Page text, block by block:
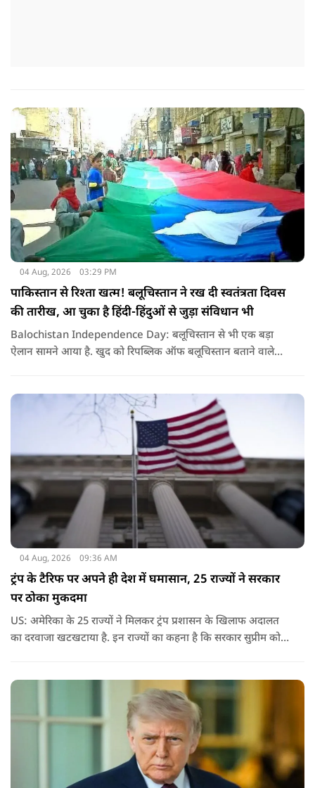
04 Aug, 2026 03:29 PM
पाकिस्तान से रिश्ता खत्म! बलूचिस्तान ने रख दी स्वतंत्रता दिवस
की तारीख, आ चुका है हिंदी-हिंदुओं से जुड़ा संविधान भी
Balochistan Independence Day: बलूचिस्तान से भी एक बड़ा
ऐलान सामने आया है. खुद को रिपब्लिक ऑफ बलूचिस्तान बताने वाले
04 Aug, 2026 09:36 AM
ट्रंप के टैरिफ पर अपने ही देश में घमासान, 25 राज्यों ने सरकार
पर ठोका मुकदमा
US: अमेरिका के 25 राज्यों ने मिलकर ट्रंप प्रशासन के खिलाफ अदालत
का दरवाजा खटखटाया है. इन राज्यों का कहना है कि सरकार सुप्रीम कोर्ट